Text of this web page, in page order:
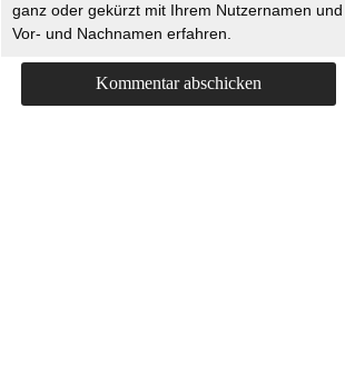
ganz oder gekürzt mit Ihrem Nutzernamen
Vor- und Nachnamen erfahren.